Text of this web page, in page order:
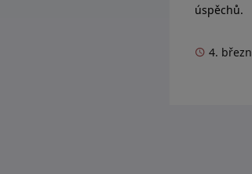
úspěchů.
4.